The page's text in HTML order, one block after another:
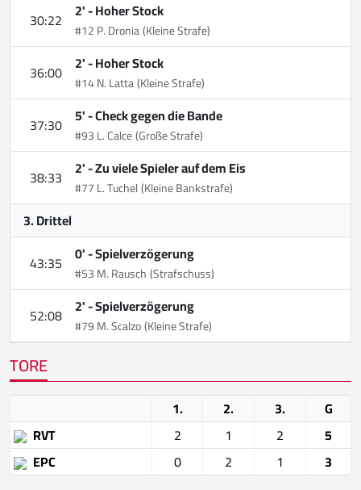
30:22 2' -Hoher Stock
#12 P. Dronia(Kleine Strafe)
36:00 2' -Hoher Stock
#14 N. Latta(Kleine Strafe)
37:30 5' -Check gegen die Bande
#93 L. Calce(Große Strafe)
38:33 2' -Zu viele Spieler auf dem Eis
#77 L. Tuchel(Kleine Bankstrafe)
3. Drittel
43:35 0' -Spielverzögerung
#53 M. Rausch(Strafschuss)
52:08 2' -Spielverzögerung
#79 M. Scalzo(Kleine Strafe)
TORE
1. 2. 3.
G
RVT
2 1 2
5
EPC
0 2 1 3